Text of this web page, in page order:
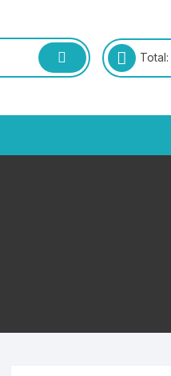
Total: